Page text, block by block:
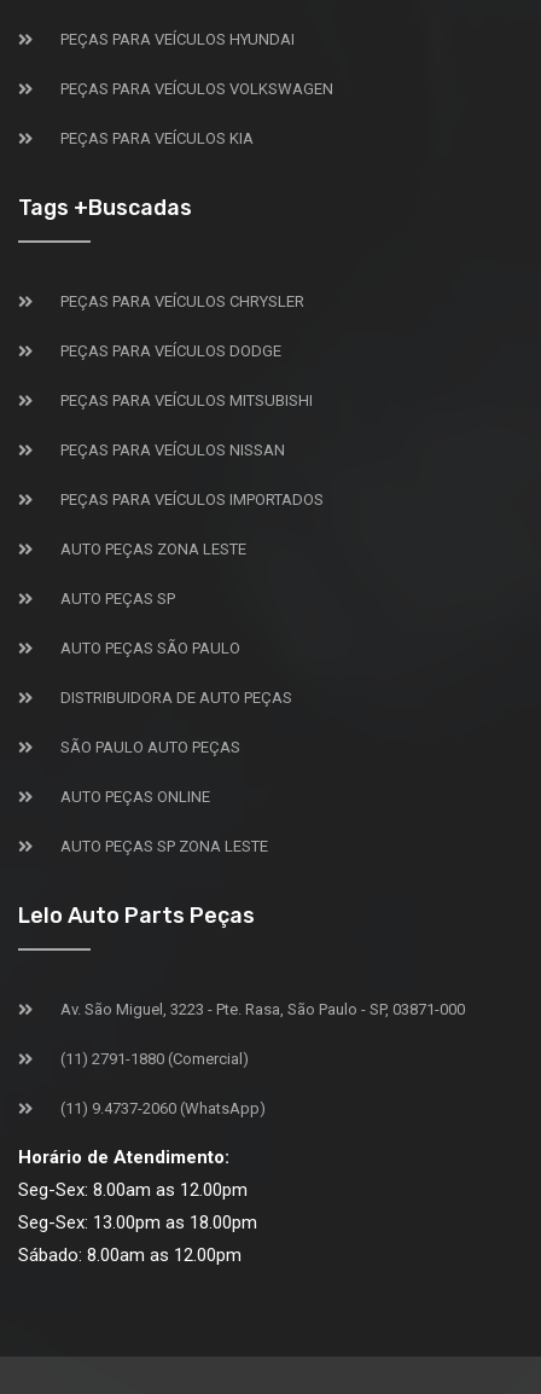
PEÇAS PARA VEÍCULOS HYUNDAI
PEÇAS PARA VEÍCULOS VOLKSWAGEN
PEÇAS PARA VEÍCULOS KIA
Tags +Buscadas
PEÇAS PARA VEÍCULOS CHRYSLER
PEÇAS PARA VEÍCULOS DODGE
PEÇAS PARA VEÍCULOS MITSUBISHI
PEÇAS PARA VEÍCULOS NISSAN
PEÇAS PARA VEÍCULOS IMPORTADOS
AUTO PEÇAS ZONA LESTE
AUTO PEÇAS SP
AUTO PEÇAS SÃO PAULO
DISTRIBUIDORA DE AUTO PEÇAS
SÃO PAULO AUTO PEÇAS
AUTO PEÇAS ONLINE
AUTO PEÇAS SP ZONA LESTE
Lelo Auto Parts Peças
Av. São Miguel, 3223 - Pte. Rasa, São Paulo - SP, 03871-000
(11) 2791-1880 (Comercial)
(11) 9.4737-2060 (WhatsApp)
Horário de Atendimento:
Seg-Sex: 8.00am as 12.00pm
Seg-Sex: 13.00pm as 18.00pm
Sábado: 8.00am as 12.00pm